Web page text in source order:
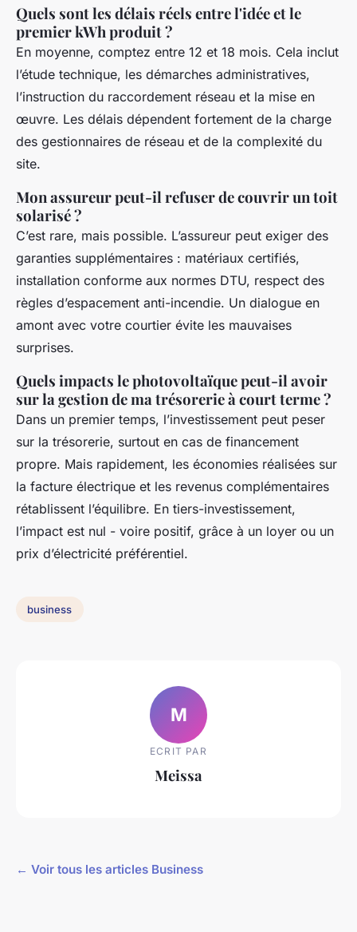
Quels sont les délais réels entre l'idée et le
premier kWh produit ?
En moyenne, comptez entre 12 et 18 mois. Cela inclut
l’étude technique, les démarches administratives,
l’instruction du raccordement réseau et la mise en
œuvre. Les délais dépendent fortement de la charge
des gestionnaires de réseau et de la complexité du
site.
Mon assureur peut-il refuser de couvrir un toit
solarisé ?
C’est rare, mais possible. L’assureur peut exiger des
garanties supplémentaires : matériaux certifiés,
installation conforme aux normes DTU, respect des
règles d’espacement anti-incendie. Un dialogue en
amont avec votre courtier évite les mauvaises
surprises.
Quels impacts le photovoltaïque peut-il avoir
sur la gestion de ma trésorerie à court terme ?
Dans un premier temps, l’investissement peut peser
sur la trésorerie, surtout en cas de financement
propre. Mais rapidement, les économies réalisées sur
la facture électrique et les revenus complémentaires
rétablissent l’équilibre. En tiers-investissement,
l’impact est nul - voire positif, grâce à un loyer ou un
prix d’électricité préférentiel.
business
M
ECRIT PAR
Meissa
← Voir tous les articles Business